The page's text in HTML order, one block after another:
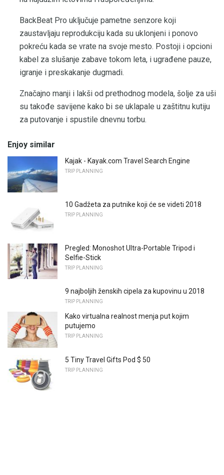
BackBeat Pro uključuje pametne senzore koji
zaustavljaju reprodukciju kada su uklonjeni i ponovo
pokreću kada se vrate na svoje mesto. Postoji i opcioni
kabel za slušanje zabave tokom leta, i ugrađene pauze,
igranje i preskakanje dugmadi.
Značajno manji i lakši od prethodnog modela, šolje za uši
su takođe savijene kako bi se uklapale u zaštitnu kutiju
za putovanje i spustile dnevnu torbu.
Enjoy similar
Kajak - Kayak.com Travel Search Engine
TRIP PLANNING
10 Gadžeta za putnike koji će se videti 2018
TRIP PLANNING
Pregled: Monoshot Ultra-Portable Tripod i
Selfie-Stick
TRIP PLANNING
9 najboljih ženskih cipela za kupovinu u 2018
TRIP PLANNING
Kako virtualna realnost menja put kojim
putujemo
TRIP PLANNING
5 Tiny Travel Gifts Pod $ 50
TRIP PLANNING